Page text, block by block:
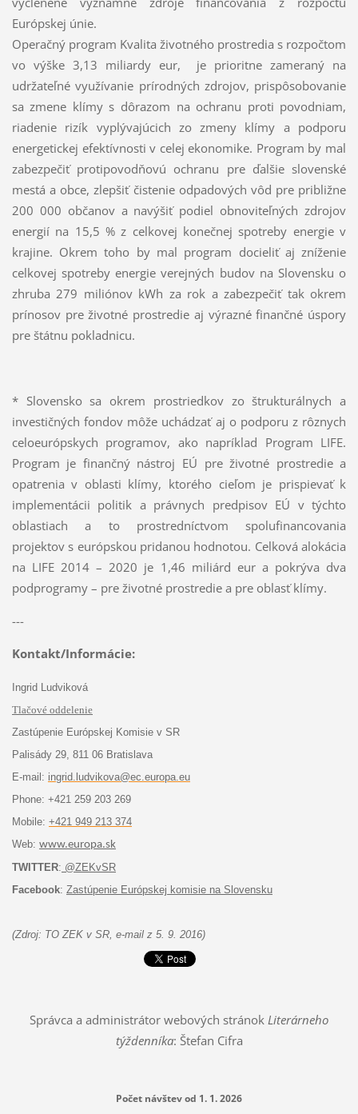
Európskej únie.
Operačný program Kvalita životného prostredia s rozpočtom
vo výške 3,13 miliardy eur, je prioritne zameraný na
udržateľné využívanie prírodných zdrojov, prispôsobovanie
sa zmene klímy s dôrazom na ochranu proti povodniam,
riadenie rizík vyplývajúcich zo zmeny klímy a podporu
energetickej efektívnosti v celej ekonomike. Program by mal
zabezpečiť protipovodňovú ochranu pre ďalšie slovenské
mestá a obce, zlepšiť čistenie odpadových vôd pre približne
200 000 občanov a navýšiť podiel obnoviteľných zdrojov
energií na 15,5 % z celkovej konečnej spotreby energie v
krajine. Okrem toho by mal program docieliť aj zníženie
celkovej spotreby energie verejných budov na Slovensku o
zhruba 279 miliónov kWh za rok a zabezpečiť tak okrem
prínosov pre životné prostredie aj výrazné finančné úspory
pre štátnu pokladnicu.
* Slovensko sa okrem prostriedkov zo štrukturálnych a
investičných fondov môže uchádzať aj o podporu z rôznych
celoeurópskych programov, ako napríklad Program LIFE.
Program je finančný nástroj EÚ pre životné prostredie a
opatrenia v oblasti klímy, ktorého cieľom je prispievať k
implementácii politik a právnych predpisov EÚ v týchto
oblastiach a to prostredníctvom spolufinancovania
projektov s európskou pridanou hodnotou. Celková alokácia
na LIFE 2014 – 2020 je 1,46 miliárd eur a pokrýva dva
podprogramy – pre životné prostredie a pre oblasť klímy.
---
Kontakt/Informácie:
Ingrid Ludviková
Tlačové oddelenie
Zastúpenie Európskej Komisie v SR
Palisády 29, 811 06 Bratislava
E-mail: ingrid.ludvikova@ec.europa.eu
Phone: +421 259 203 269
Mobile: +421 949 213 374
Web: www.europa.sk
TWITTER: @ZEKvSR
Facebook: Zastúpenie Európskej komisie na Slovensku
(Zdroj: TO ZEK v SR, e-mail z 5. 9. 2016)
Správca a administrátor webových stránok Literárneho
týždenníka: Štefan Cifra
Počet návštev od 1. 1. 2026